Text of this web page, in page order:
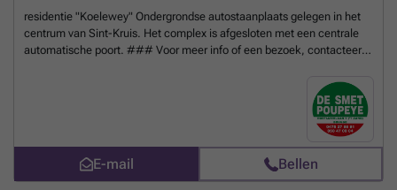
residentie "Koelewey" Ondergrondse autostaanplaats gelegen in het
centrum van Sint-Kruis. Het complex is afgesloten met een centrale
automatische poort. ### Voor meer info of een bezoek, contacteer
Meer weten?
E-mail Bellen